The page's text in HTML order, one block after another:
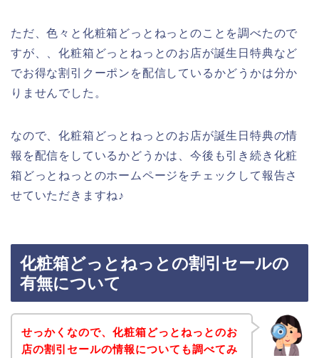
ただ、色々と化粧箱どっとねっとのことを調べたので
すが、、化粧箱どっとねっとのお店が誕生日特典など
でお得な割引クーポンを配信しているかどうかは分か
りませんでした。
なので、化粧箱どっとねっとのお店が誕生日特典の情
報を配信をしているかどうかは、今後も引き続き化粧
箱どっとねっとのホームページをチェックして報告さ
せていただきますね♪
化粧箱どっとねっとの割引セールの
有無について
せっかくなので、化粧箱どっとねっとのお
店の割引セールの情報についても調べてみ